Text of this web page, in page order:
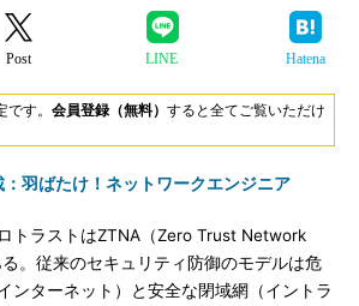
Post LINE Hatena
す。 会員登録（無料） すると全てご覧いただけ
：羽ばたけ！ネットワークエンジニア
トラストはZTNA（Zero Trust Network
。従来のセキュリティ防御のモデルは危
ンターネット）と安全な閉域網（イントラ